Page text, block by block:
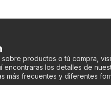
productos o tú compra,
encontraras los detalles de
más frecuentes y diferentes